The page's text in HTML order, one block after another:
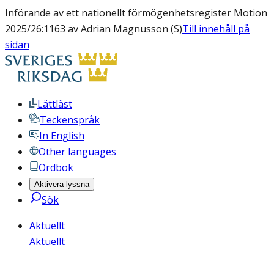
Införande av ett nationellt förmögenhetsregister Motion
2025/26:1163 av Adrian Magnusson (S)Till innehåll på
sidan
Lättläst
Teckenspråk
In English
Other languages
Ordbok
Aktivera lyssna
Sök
Aktuellt
Aktuellt